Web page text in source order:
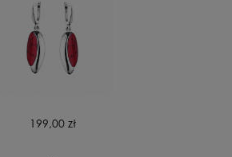
199,00 zł